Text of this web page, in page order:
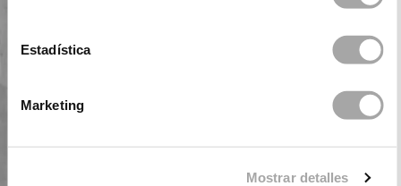
Estadística
Marketing
Mostrar detalles